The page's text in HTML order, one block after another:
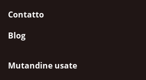
Contatto
Blog
Mutandine usate